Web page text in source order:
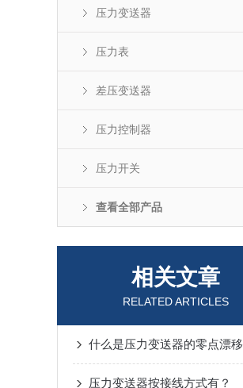
压力变送器
压力表
差压变送器
压力控制器
压力开关
查看全部产品
相关文章
RELATED ARTICLES
什么是压力变送器的零点漂移
压力变送器按接线方式有？